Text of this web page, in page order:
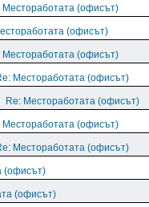
Местоработата (офисът)
(офисът)
Местоработата (офисът)
Местоработата (офисът)
Re: Местоработата (офисът)
Местоработата (офисът)
Местоработата (офисът)
(офисът)
(офисът)